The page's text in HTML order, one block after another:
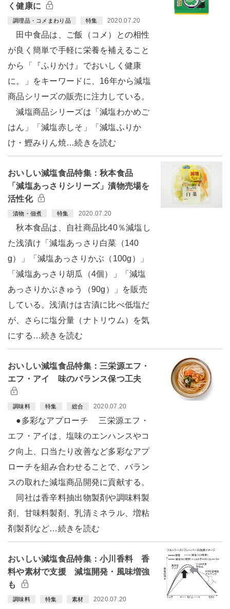
く健康に
調理品・コメまわり品 特集 2020.07.20
田中食品は、ご飯（コメ）との相性
が良く簡単で手軽に栄養を補えること
から「『ふりかけ』でおいしく健康
に。」をキーワードに、16年から減塩
商品シリーズの販売に注力している。
減塩商品シリーズは「減塩わかめご
はん」「減塩赤しそ」「減塩ふりか
け・鰹みりん焼…続きを読む
おいしい減塩食品特集：秋本食品
「減塩あっさりシリーズ」漬物売場を
活性化
漬物・佃煮 特集 2020.07.20
秋本食品は、自社商品比40％減塩し
た浅漬け「減塩あっさり白菜（140
g）」「減塩あっさりかぶ（100g）」
「減塩あっさり胡瓜（4個）」「減塩
あっさりかぶきゅう（90g）」を販売
している。浅漬けは古漬に比べ低塩だ
が、さらに塩分量（ナトリウム）を気
にする…続きを読む
おいしい減塩食品特集：三栄源エフ・
エフ・アイ 味のバランス保つ工夫
調味料 特集 総合 2020.07.20
●多彩なアプローチ 三栄源エフ・
エフ・アイは、塩味のエンハンスやコ
ク向上、口当たり改善など多彩なアプ
ローチを組み合わせることで、バラン
スの取れた減塩商品開発に貢献する。
同社は香辛料抽出物製剤や調味料製
剤、甘味料製剤、乳清ミネラル、増粘
剤製剤など…続きを読む
おいしい減塩食品特集：小川香料 香
料や素材で支援 減塩開発・風味増強
も
調味料 特集 素材 2020.07.20